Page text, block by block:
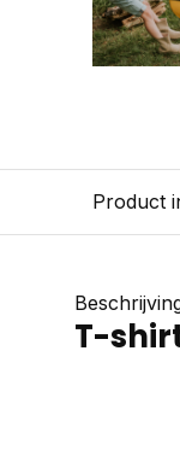
Product
T-